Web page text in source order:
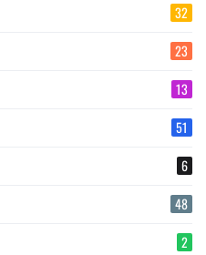
32
23
13
51
6
48
2